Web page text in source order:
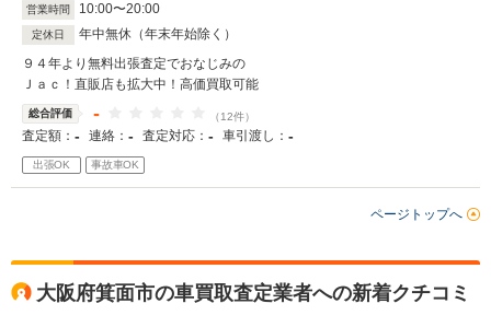
営業時間 10:00〜20:00
定休日
年中無休（年末年始除く）
９４年より無料出張査定でおなじみの
Ｊａｃ！直販店も拡大中！高価買取可能
総合評価 - （12件）
査定額： - 連絡： - 査定対応： - 車引渡し： -
出張OK 事故車OK
ページトップへ
大阪府箕面市の車買取査定業者への新着クチコミ